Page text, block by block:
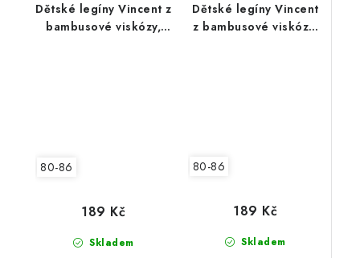
Dětské legíny Vincent z
bambusové viskózy,
80-86
Skladem
189 Kč
Dětské legíny Vincent
z bambusové viskózy,
80-86
Skladem
189 Kč